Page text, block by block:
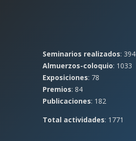
Seminarios realizados: 394
Almuerzos-coloquio: 1033
Exposiciones: 78
Premios: 84
Publicaciones: 182
Total actividades: 1771